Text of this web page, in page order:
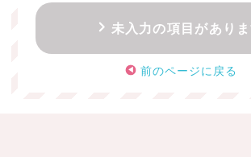
・お問い合わせに対する回答及び資料送付の
・当社のお客様向けサービスの提供
・本人確認
・サービスの開発・改善のための分析
未入力の項目があり
前のページに戻る